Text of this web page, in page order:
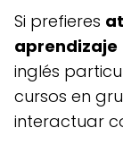
Si prefieres
aprendizaje
inglés
cursos en
interactuar